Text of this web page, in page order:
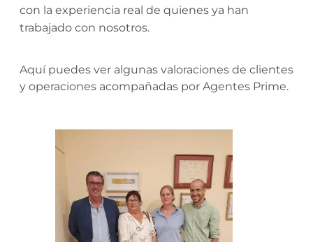
con la experiencia real de quienes ya han
trabajado con nosotros.
Aquí puedes ver algunas valoraciones de clientes
y operaciones acompañadas por Agentes Prime.